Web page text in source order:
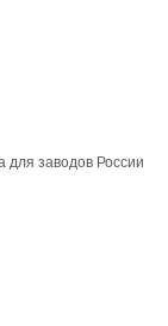
для заводов России